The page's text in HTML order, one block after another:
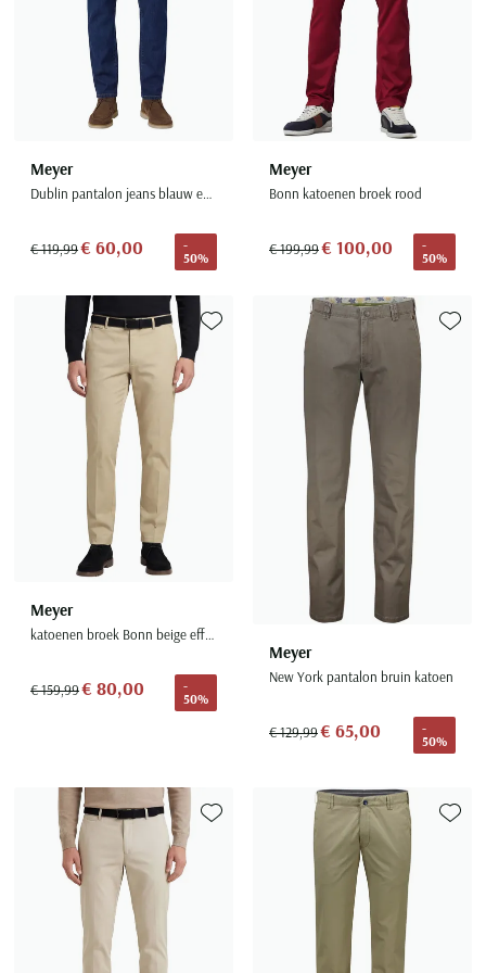
Meyer
Dublin pantalon jeans blauw effen normale fit
€ 119,99€ 60,00
-
50%
Meyer
Bonn katoenen broek rood
€ 199,99€ 100,00
-
50%
Meyer
katoenen broek Bonn beige effen katoen
€ 159,99€ 80,00
-
50%
Toevoegen aan favorieten
Meyer
New York pantalon bruin katoen
€ 129,99€ 65,00
-
50%
Toevoegen aan favorieten